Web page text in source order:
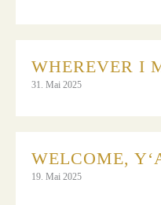
WHEREVER I
31. Mai 2025
WELCOME,
19. Mai 2025